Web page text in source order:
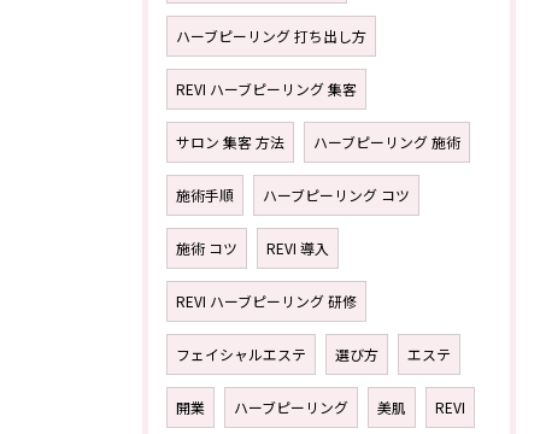
ハーブピーリング 打ち出し方
REVI ハーブピーリング 集客
サロン 集客 方法 ハーブピーリング 施術
施術手順 ハーブピーリング コツ
施術 コツ REVI 導入
REVI ハーブピーリング 研修
フェイシャルエステ 選び方 エステ
開業 ハーブピーリング 美肌 REVI